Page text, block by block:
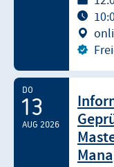
DO
13
AUG 2026